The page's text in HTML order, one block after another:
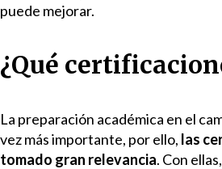
puede mejorar.
¿Qué
La preparación académica en el
vez más importante, por ello, las
tomado gran relevancia. Con